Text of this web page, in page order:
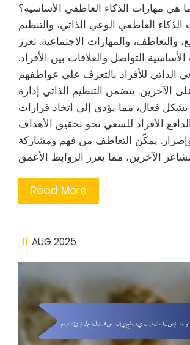
هي مهارات الذكاء العاطفي الأساسية؟
العاطفي الوعي الذاتي، والتنظيم
والتعاطف، والمهارات الاجتماعية. تعزز
التواصل والعلاقات بين الأفراد.
الذاتي للأفراد بالتعرف على عواطفهم
الآخرين. يتضمن التنظيم الذاتي إدارة
فعال، مما يؤدي إلى اتخاذ قرارات
الأفراد للسعي نحو تحقيق الأهداف
يمكّن التعاطف من فهم ومشاركة
Read More
11 AUG 2025